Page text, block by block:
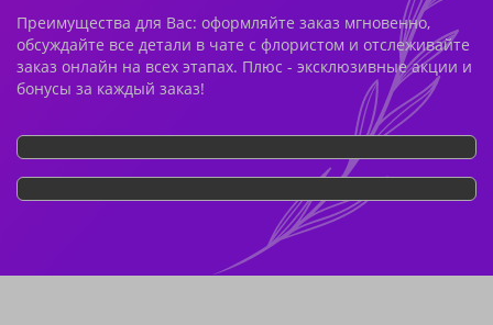
Преимущества для Вас: оформляйте заказ мгновенно,
обсуждайте все детали в чате с флористом и отслеживайте
заказ онлайн на всех этапах. Плюс - эксклюзивные акции и
бонусы за каждый заказ!